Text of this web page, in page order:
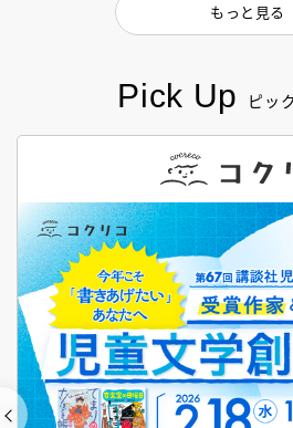
Pick Up ピッ
もっと見る